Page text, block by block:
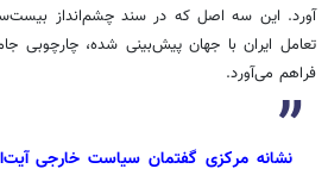
آورد. این سه اصل که در سند چشم‌انداز
تعامل ایران با جهان پیش‌بینی شده، چارچوبی
فراهم می‌آورد.
نشانه مرکزی گفتمان سیاست خارجی